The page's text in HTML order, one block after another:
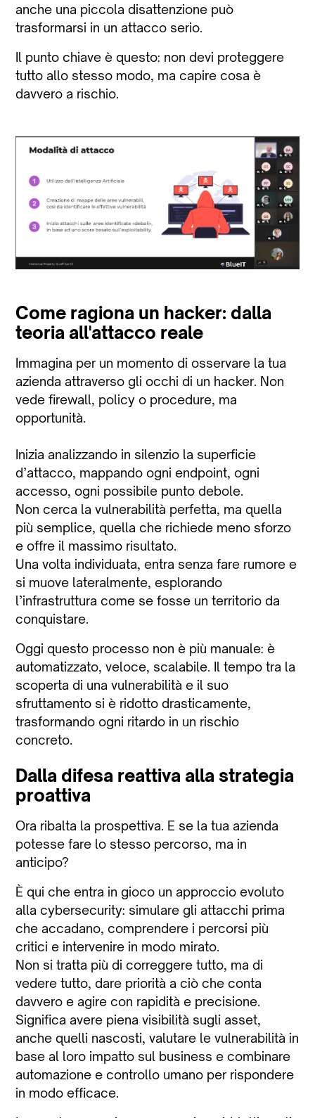
anche una piccola disattenzione può
trasformarsi in un attacco serio.
Il punto chiave è questo: non devi proteggere
tutto allo stesso modo, ma capire cosa è
davvero a rischio.
Come ragiona un hacker: dalla
teoria all'attacco reale
Immagina per un momento di osservare la tua
azienda attraverso gli occhi di un hacker. Non
vede firewall, policy o procedure, ma
opportunità.
Inizia analizzando in silenzio la superficie
d’attacco, mappando ogni endpoint, ogni
accesso, ogni possibile punto debole.
Non cerca la vulnerabilità perfetta, ma quella
più semplice, quella che richiede meno sforzo
e offre il massimo risultato.
Una volta individuata, entra senza fare rumore e
si muove lateralmente, esplorando
l’infrastruttura come se fosse un territorio da
conquistare.
Oggi questo processo non è più manuale: è
automatizzato, veloce, scalabile. Il tempo tra la
scoperta di una vulnerabilità e il suo
sfruttamento si è ridotto drasticamente,
trasformando ogni ritardo in un rischio
concreto.
Dalla difesa reattiva alla strategia
proattiva
Ora ribalta la prospettiva. E se la tua azienda
potesse fare lo stesso percorso, ma in
anticipo?
È qui che entra in gioco un approccio evoluto
alla cybersecurity: simulare gli attacchi prima
che accadano, comprendere i percorsi più
critici e intervenire in modo mirato.
Non si tratta più di correggere tutto, ma di
vedere tutto, dare priorità a ciò che conta
davvero e agire con rapidità e precisione.
Significa avere piena visibilità sugli asset,
anche quelli nascosti, valutare le vulnerabilità in
base al loro impatto sul business e combinare
automazione e controllo umano per rispondere
in modo efficace.